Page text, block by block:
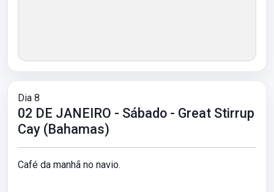
Dia 8
02 DE JANEIRO - Sábado - Great Stirrup
Cay (Bahamas)
Café da manhã no navio.